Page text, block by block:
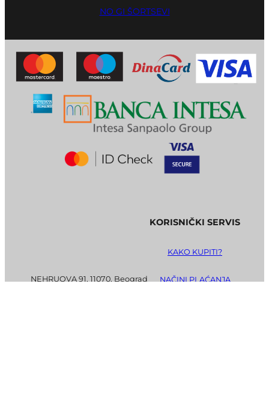
NO GI ŠORTSEVI
NEHRUOVA 91, 11070, Beograd
KORISNIČKI SERVIS
KAKO KUPITI?
NAČINI PLAĆANJA